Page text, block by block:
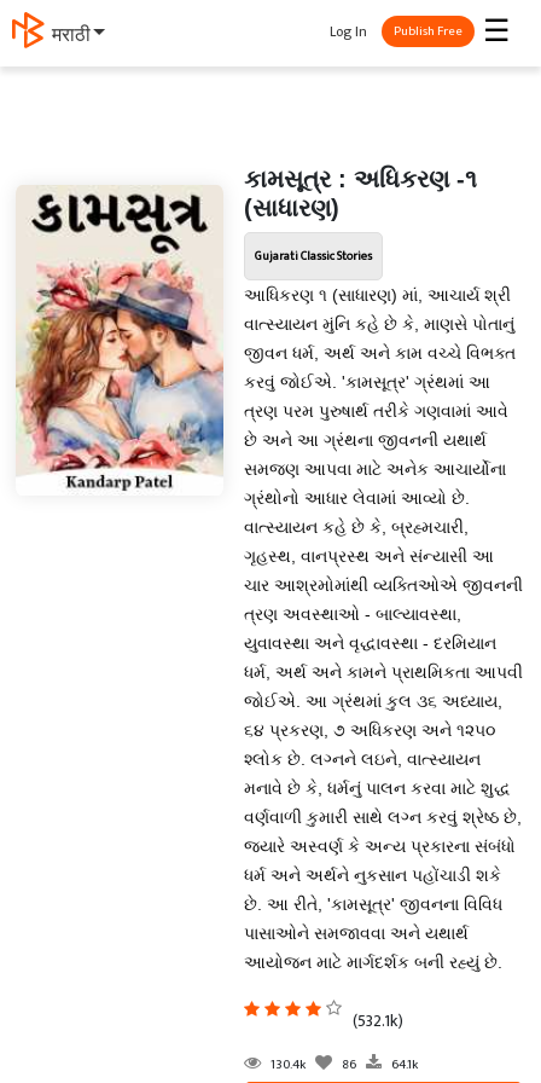
मराठी ☰
Log In Publish Free
કામસૂત્ર : અધિકરણ -૧
(સાધારણ)
Gujarati Classic Stories
આધિકરણ ૧ (સાધારણ) માં, આચાર્ય શ્રી
વાત્સ્યાયન મુંનિ કહે છે કે, માણસે પોતાનું
જીવન ધર્મ, અર્થ અને કામ વચ્ચે વિભક્ત
કરવું જોઈએ. 'કામસૂત્ર' ગ્રંથમાં આ
ત્રણ પરમ પુરુષાર્થ તરીકે ગણવામાં આવે
છે અને આ ગ્રંથના જીવનની યથાર્થ
સમજણ આપવા માટે અનેક આચાર્યોના
ગ્રંથોનો આધાર લેવામાં આવ્યો છે.
વાત્સ્યાયન કહે છે કે, બ્રહ્મચારી,
ગૃહસ્થ, વાનપ્રસ્થ અને સંન્યાસી આ
ચાર આશ્રમોમાંથી વ્યક્તિઓએ જીવનની
ત્રણ અવસ્થાઓ - બાલ્યાવસ્થા,
યુવાવસ્થા અને વૃદ્ધાવસ્થા - દરમિયાન
ધર્મ, અર્થ અને કામને પ્રાથમિકતા આપવી
જોઈએ. આ ગ્રંથમાં કુલ ૩૬ અધ્યાય,
૬૪ પ્રકરણ, ૭ અધિકરણ અને ૧૨૫૦
શ્લોક છે. લગ્નને લઇને, વાત્સ્યાયન
મનાવે છે કે, ધર્મનું પાલન કરવા માટે શુદ્ધ
વર્ણવાળી કુમારી સાથે લગ્ન કરવું શ્રેષ્ઠ છે,
જ્યારે અસ્વર્ણ કે અન્ય પ્રકારના સંબંધો
ધર્મ અને અર્થને નુકસાન પહોંચાડી શકે
છે. આ રીતે, 'કામસૂત્ર' જીવનના વિવિધ
પાસાઓને સમજાવવા અને યથાર્થ
આયોજન માટે માર્ગદર્શક બની રહ્યું છે.
(532.1k)
130.4k 86 64.1k